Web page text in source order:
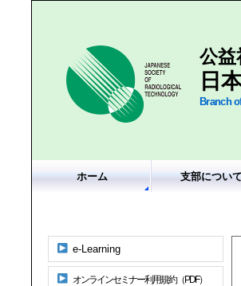
公益
日
Branch
ホーム 支部について
e-Learning
オンラインセミナー利用規約（PDF）